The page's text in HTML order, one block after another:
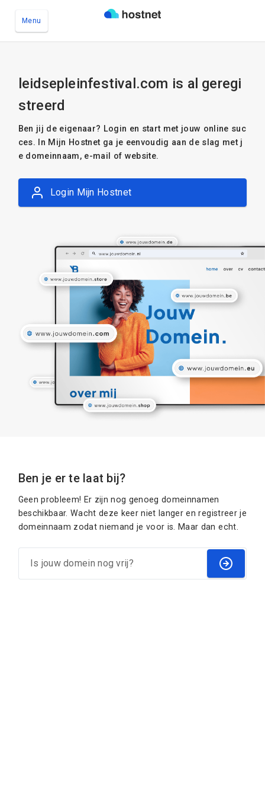
Menu
leidsepleinfestival.com is al geregi
streerd
Ben jij de eigenaar? Login en start met jouw online suc
ces. In Mijn Hostnet ga je eenvoudig aan de slag met j
e domeinnaam, e-mail of website.
Login Mijn Hostnet
Ben je er te laat bij?
Geen probleem! Er zijn nog genoeg domeinnamen
beschikbaar. Wacht deze keer niet langer en registreer je
domeinnaam zodat niemand je voor is. Maar dan echt.